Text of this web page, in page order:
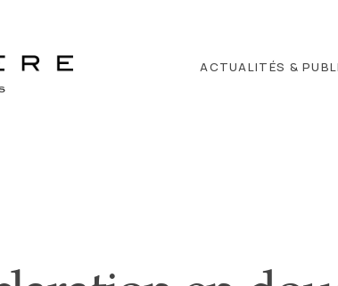
ACTUALITÉS &